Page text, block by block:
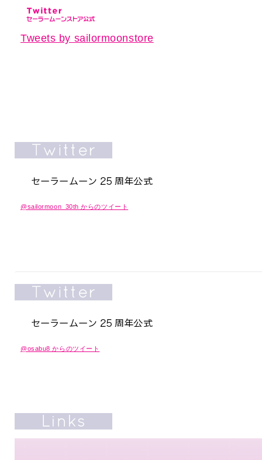
Tweets by sailormoonstore
@sailormoon_30th からのツイート
@osabu8 からのツイート